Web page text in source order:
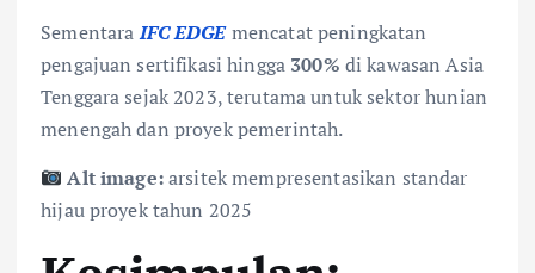
SementaraIFC EDGEmencatat peningkatan
pengajuan sertifikasi hingga 300% di kawasan Asia
Tenggara sejak 2023, terutama untuk sektor hunian
menengah dan proyek pemerintah.
Alt image:arsitek mempresentasikan standar
hijau proyek tahun 2025